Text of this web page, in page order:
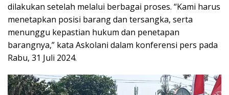
dilakukan setelah melalui berbagai proses. “Kami harus
menetapkan posisi barang dan tersangka, serta
menunggu kepastian hukum dan penetapan
barangnya,” kata Askolani dalam konferensi pers pada
Rabu, 31 Juli 2024.